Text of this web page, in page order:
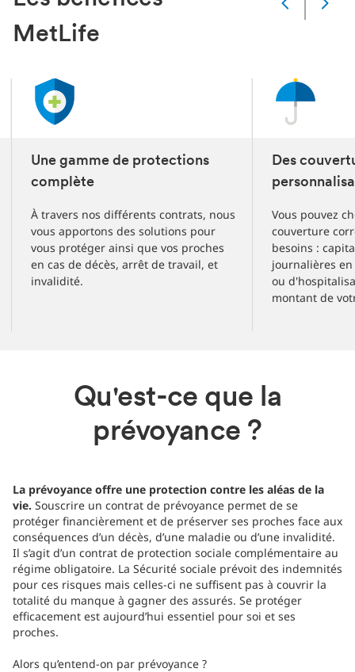
MetLife
Slide
1
de
Une gamme de protections
complète
À travers nos différents contrats, nous
vous apportons des solutions pour
vous protéger ainsi que vos proches
en cas de décès, arrêt de travail, et
invalidité.
Des
Vous pouvez
couverture
besoins :
journalières
ou
montant de
Qu'est-ce que la
prévoyance ?
La prévoyance offre une protection contre les aléas de la
vie. Souscrire un contrat de prévoyance permet de se
protéger financièrement et de préserver ses proches face aux
conséquences d’un décès, d’une maladie ou d’une invalidité.
Il s’agit d’un contrat de protection sociale complémentaire au
régime obligatoire. La Sécurité sociale prévoit des indemnités
pour ces risques mais celles-ci ne suffisent pas à couvrir la
totalité du manque à gagner des assurés. Se protéger
efficacement est aujourd’hui essentiel pour soi et ses
proches.
Alors qu’entend-on par prévoyance ?